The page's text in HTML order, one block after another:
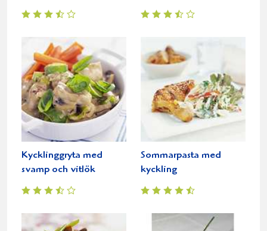
Kycklinggryta med
svamp och vitlök
Sommarpasta med
kyckling